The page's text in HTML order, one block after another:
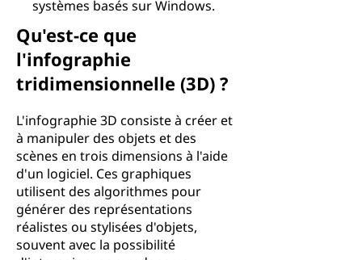
systèmes basés sur Windows.
Qu'est-ce que
l'infographie
tridimensionnelle (3D) ?
L'infographie 3D consiste à créer et
à manipuler des objets et des
scènes en trois dimensions à l'aide
d'un logiciel. Ces graphiques
utilisent des algorithmes pour
générer des représentations
réalistes ou stylisées d'objets,
souvent avec la possibilité